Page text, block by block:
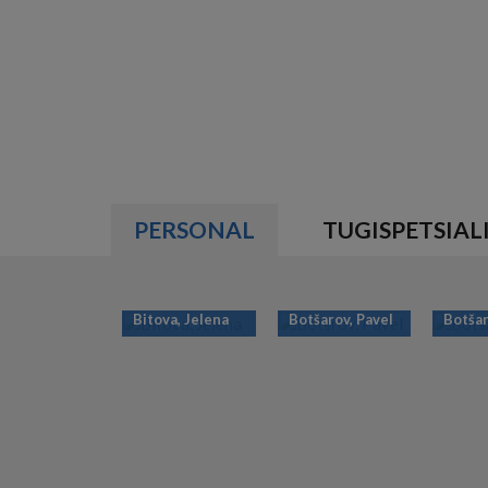
PERSONAL
Bitova, Jelena Botšarov, Pavel